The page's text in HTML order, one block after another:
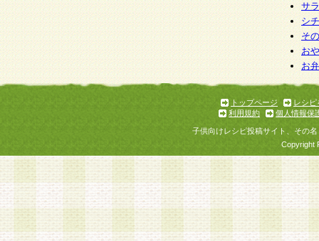
サ
シ
そ
お
お
トップページ
レシピ
利用規約
個人情報保
子供向けレシピ投稿サイト、その
Copyright